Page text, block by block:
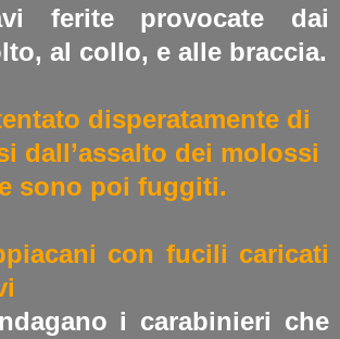
ferite provocate dai
al collo, e alle braccia.
disperatamente di
dall’assalto dei molossi
sono poi fuggiti.
con fucili caricati
i carabinieri che